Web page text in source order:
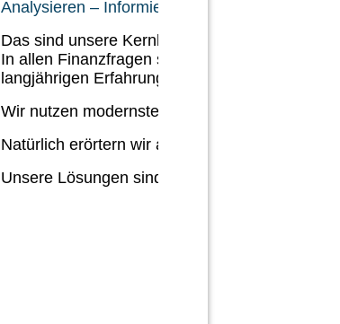
Analysieren – Informieren – Beraten
Das sind unsere Kernkompetenzen.
In allen Finanzfragen sind wir Ihr
langjährigen Erfahrungen profitieren.
Wir nutzen modernste Beratungstechniken
Natürlich erörtern wir auch
Unsere Lösungen sind verständlich und